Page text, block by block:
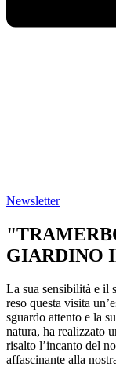
Newsletter
"
GIARDINO
La sua sensibilità e il
reso questa visita
sguardo attento e la
natura, ha realizzato
risalto l’incanto del
affascinante alla